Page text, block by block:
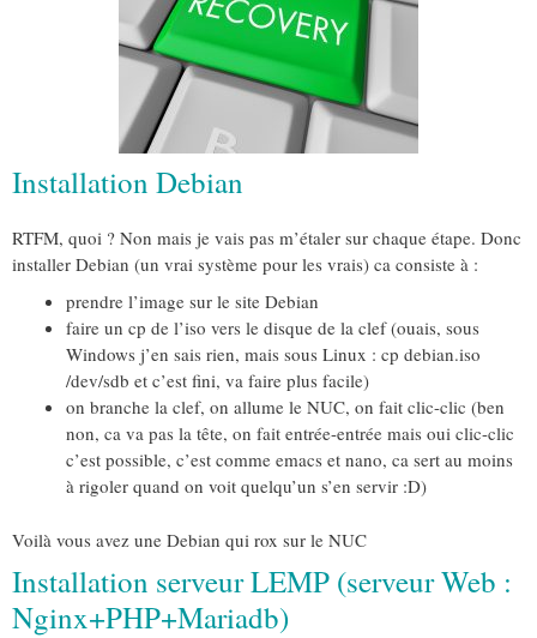
Installation Debian
RTFM, quoi ? Non mais je vais pas m’étaler sur chaque étape. Donc
installer Debian (un vrai système pour les vrais) ca consiste à :
prendre l’image sur le site Debian
faire un cp de l’iso vers le disque de la clef (ouais, sous
Windows j’en sais rien, mais sous Linux : cp debian.iso
/dev/sdb et c’est fini, va faire plus facile)
on branche la clef, on allume le NUC, on fait clic-clic (ben
non, ca va pas la tête, on fait entrée-entrée mais oui clic-clic
c’est possible, c’est comme emacs et nano, ca sert au moins
à rigoler quand on voit quelqu’un s’en servir :D)
Voilà vous avez une Debian qui rox sur le NUC
Installation serveur LEMP (serveur Web :
Nginx+PHP+Mariadb)